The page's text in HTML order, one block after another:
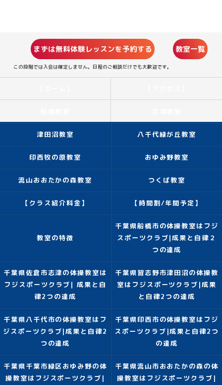
まずは無料体験レッスンを予約する
この段階では入会は確定しません。日程のご相談だけでも大歓迎です。
教室一覧
津田沼教室 八千代緑が丘教室
印西牧の原教室 おゆみ野教室
流山おおたかの森教室 つくば教室
【クラス紹介料金】 【時間割/年間予定】
教室の特徴
千葉県船橋市の体操教室はフジ
スポーツクラブ|成果と自律２
つの達成
千葉県佐倉市志津の体操教室は
フジスポーツクラブ| 成果と自
律2つの達成
千葉県習志野市津田沼の体操教
室はフジスポーツクラブ|成果
と自律2つの達成
千葉県八千代市の体操教室はフ
ジスポーツクラブ|成果と自律2
つの達成
千葉県印西市の体操教室はフジ
スポーツクラブ|成果と自律2つ
の達成
千葉県千葉市緑区おゆみ野の体
操教室はフジスポーツクラブ|
千葉県流山市おおたかの森の体
操教室はフジスポーツクラブ|